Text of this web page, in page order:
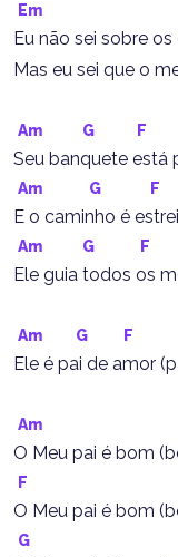
Em
Eu não sei sobre
Mas eu sei que o
Am G F
Seu banquete está
Am G F
E o caminho é
Am G F
Ele guia todos os
Am G F
Ele é pai de amor
Am
O Meu pai é bom
F
O Meu pai é bom
G